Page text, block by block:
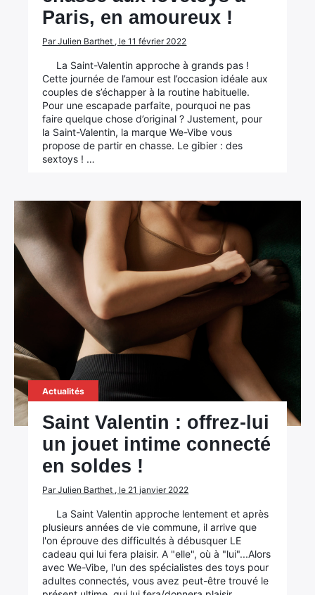
Paris, en amoureux !
Par Julien Barthet , le 11 février 2022
La Saint-Valentin approche à grands pas !
Cette journée de l’amour est l’occasion idéale aux
couples de s’échapper à la routine habituelle.
Pour une escapade parfaite, pourquoi ne pas
faire quelque chose d’original ? Justement, pour
la Saint-Valentin, la marque We-Vibe vous
propose de partir en chasse. Le gibier : des
sextoys ! …
Actualités
Saint Valentin : offrez-lui
un jouet intime connecté
en soldes !
Par Julien Barthet , le 21 janvier 2022
La Saint Valentin approche lentement et après
plusieurs années de vie commune, il arrive que
l'on éprouve des difficultés à débusquer LE
cadeau qui lui fera plaisir. A "elle", où à "lui"...Alors
avec We-Vibe, l'un des spécialistes des toys pour
adultes connectés, vous avez peut-être trouvé le